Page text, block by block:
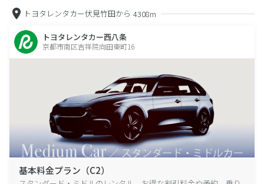
トヨタレンタカー伏見竹田から 4308m
トヨタレンタカー西八条
京都市南区吉祥院向田東町16
基本料金プラン（C2）